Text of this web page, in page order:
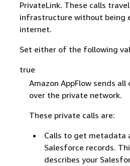
PrivateLink. These calls
infrastructure without being
internet.
Set either of the following
true
Amazon AppFlow sends
over the private network.
These private calls are:
Calls to get metadata
Salesforce records.
describes your